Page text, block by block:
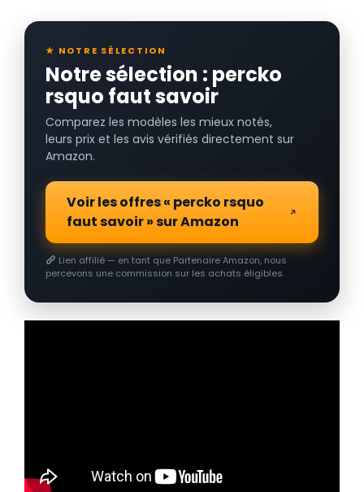
★ NOTRE SÉLECTION
Notre sélection : percko
rsquo faut savoir
Comparez les modèles les mieux notés,
leurs prix et les avis vérifiés directement sur
Amazon.
Voir les offres « percko rsquo
faut savoir » sur Amazon
Lien affilié — en tant que Partenaire Amazon, nous
percevons une commission sur les achats éligibles.